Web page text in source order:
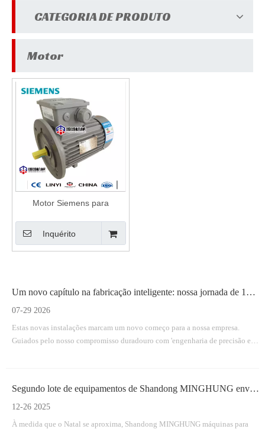
CATEGORIA DE PRODUTO
Motor
Motor Siemens para
de folheados estação
hidráulica
Inquérito
Um novo capítulo na fabricação inteligente: nossa jornada de 18 meses para uma instalação totalmente nova
07-29 2026
Estas novas instalações marcam um novo começo para a nossa empresa.
Guiados pelo nosso compromisso duradouro com 'engenharia de precisão e
Segundo lote de equipamentos de Shandong MINGHUNG enviado com sucesso
12-26 2025
À medida que o Natal se aproxima, Shandong MINGHUNG máquinas para